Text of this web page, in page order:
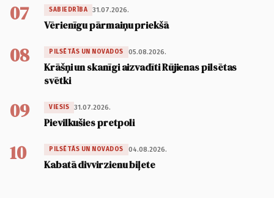
07 SABIEDRĪBA 31.07.2026.
Vērienīgu pārmaiņu priekšā
08 PILSĒTĀS UN NOVADOS 05.08.2026.
Krāšņi un skanīgi aizvadīti Rūjienas pilsētas
svētki
09 VIESIS 31.07.2026.
Pievilkušies pretpoli
10 PILSĒTĀS UN NOVADOS 04.08.2026.
Kabatā divvirzienu biļete